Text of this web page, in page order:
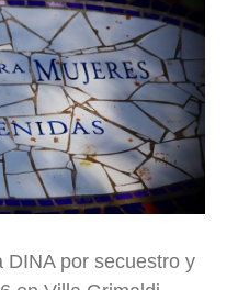
DINA por secuestro y